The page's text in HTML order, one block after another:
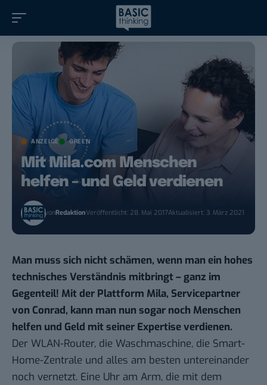
ANZEIGE GREEN
Mit Mila.com Menschen
helfen – und Geld verdienen
vonRedaktionVeröffentlicht: 28. Mai 2017Aktualisiert: 3. März 2021
Man muss sich nicht schämen, wenn man ein hohes
technisches Verständnis mitbringt – ganz im
Gegenteil! Mit der Plattform Mila, Servicepartner
von Conrad, kann man nun sogar noch Menschen
helfen und Geld mit seiner Expertise verdienen.
Der WLAN-Router, die Waschmaschine, die Smart-
Home-Zentrale und alles am besten untereinander
noch vernetzt. Eine Uhr am Arm, die mit dem